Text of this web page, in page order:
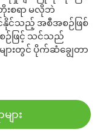
စရာ မလိုဘဲ
နိုင်သည့် အစီအစဉ်ဖြစ်
ဉ်ဖြင့် သင်သည်
ျားတွင် ပိုက်ဆံချွေတာ
ျား